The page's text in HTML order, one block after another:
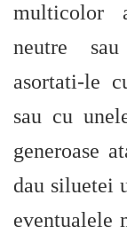
multicolor
neutre
asortati-le
sau cu
generoase
dau siluetei
eventualele